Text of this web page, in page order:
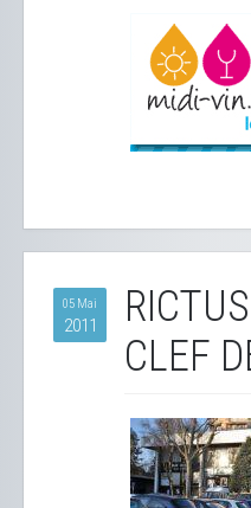
05 Mai
2011
CLEF